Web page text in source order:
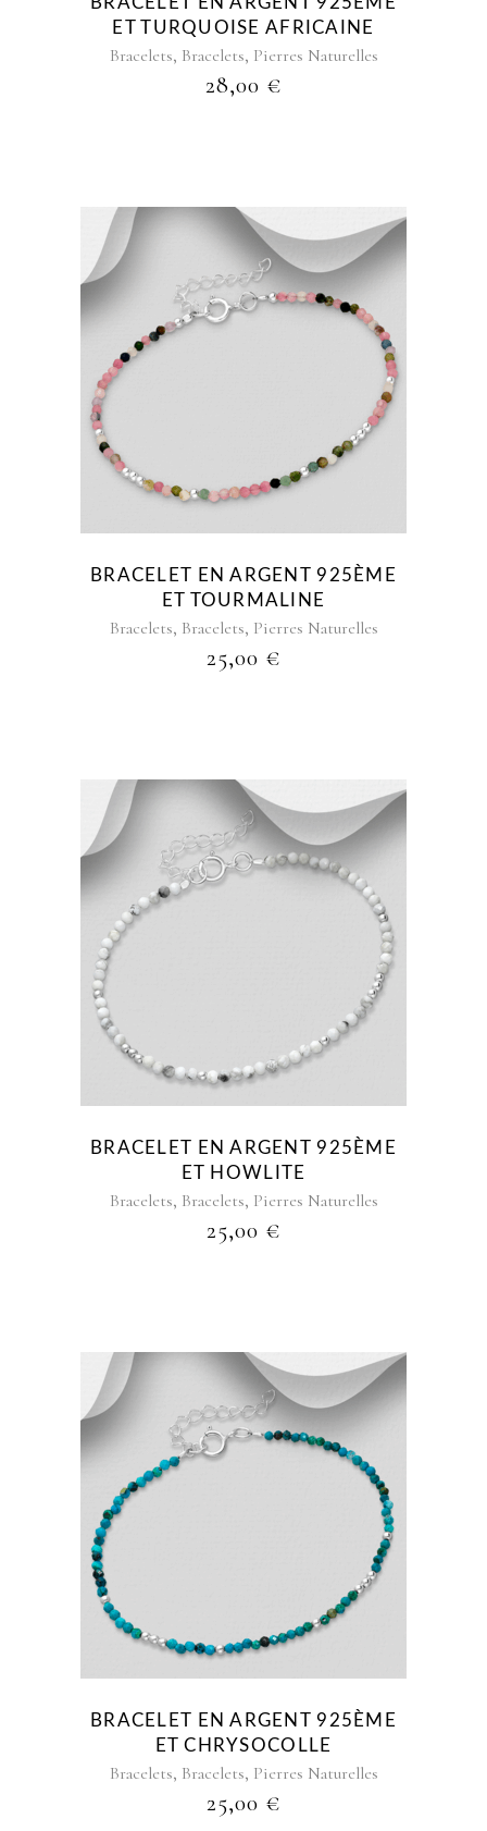
ET TURQUOISE AFRICAINE
Bracelets, Bracelets, Pierres Naturelles
28,00 €
BRACELET EN ARGENT 925ÈME
ET TOURMALINE
Bracelets, Bracelets, Pierres Naturelles
25,00 €
BRACELET EN ARGENT 925ÈME
ET HOWLITE
Bracelets, Bracelets, Pierres Naturelles
25,00 €
BRACELET EN ARGENT 925ÈME
ET CHRYSOCOLLE
Bracelets, Bracelets, Pierres Naturelles
25,00 €